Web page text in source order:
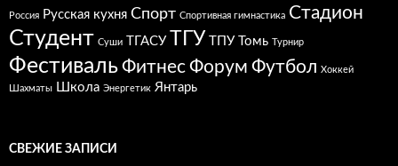
Россия Русская кухня Спорт Спортивная гимнастика Стадион
Студент Суши ТГАСУ ТГУ ТПУ Томь Турнир
ФестивальФитнесФорум Футбол Хоккей
Шахматы Школа Энергетик Янтарь
СВЕЖИЕ ЗАПИСИ